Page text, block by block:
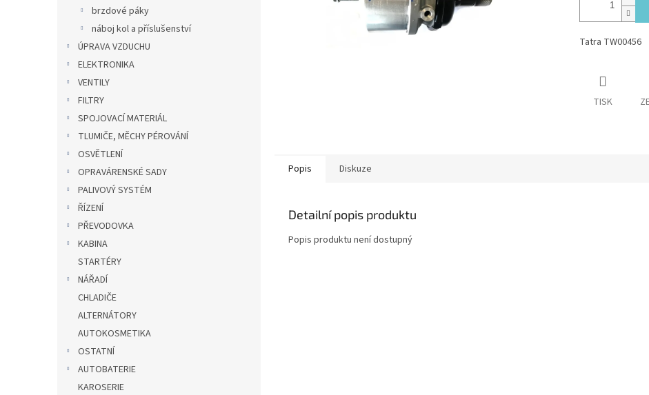
brzdové páky
náboj kol a příslušenství
ÚPRAVA VZDUCHU
ELEKTRONIKA
VENTILY
FILTRY
SPOJOVACÍ MATERIÁL
TLUMIČE, MĚCHY PÉROVÁNÍ
OSVĚTLENÍ
OPRAVÁRENSKÉ SADY
PALIVOVÝ SYSTÉM
ŘÍZENÍ
PŘEVODOVKA
KABINA
STARTÉRY
NÁŘADÍ
CHLADIČE
ALTERNÁTORY
AUTOKOSMETIKA
OSTATNÍ
AUTOBATERIE
KAROSERIE
Tatra TW00456
TISK
Popis Diskuze
Detailní popis produktu
Popis produktu není dostupný